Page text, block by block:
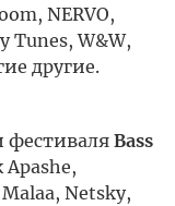
NERVO,
Tunes, W&W,
другие.
Bass
Netsky,